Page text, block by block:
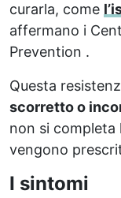
curarla, come
affermano i
Prevention .
Questa
scorretto o
non si completa
vengono
I sintomi